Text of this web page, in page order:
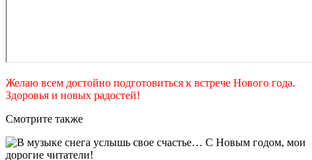
Желаю всем достойно подготовиться к встрече Нового года.
Здоровья и новых радостей!
Смотрите также